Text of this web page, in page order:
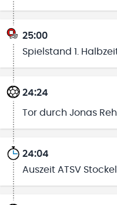
25:00
Spielstand 1.
24:24
Tor durch Jonas
24:04
Auszeit ATSV